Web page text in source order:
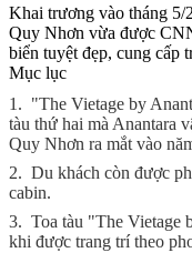
Khai trương vào tháng 5/
Quy Nhơn vừa được
biển tuyệt đẹp, cung cấp
Mục lục
1. "The Vietage by
tàu thứ hai mà Anantara
Quy Nhơn ra mắt vào
2. Du khách còn được
cabin.
3. Toa tàu "The Vietage
khi được trang trí theo